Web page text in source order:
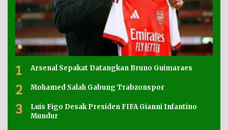
1 Arsenal Sepakat Datangkan Bruno Guimaraes
2 Mohamed Salah Gabung Trabzonspor
3
Luis Figo Desak Presiden FIFA Gianni Infantino
Mundur